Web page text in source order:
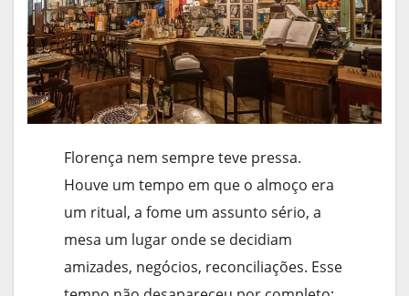
Florença nem sempre teve pressa.
Houve um tempo em que o almoço era
um ritual, a fome um assunto sério, a
mesa um lugar onde se decidiam
amizades, negócios, reconciliações. Esse